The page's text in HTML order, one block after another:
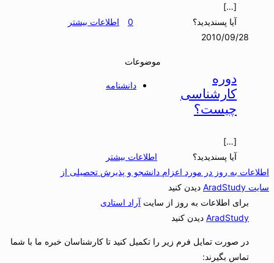
[…]
آیا پسندیدید؟
0
اطلاعات بیشتر
2010/09/28
موضوعات
دانشنامه
دوره
کارشناسی
چیست؟
[…]
آیا پسندیدید؟
اطلاعات بیشتر
اطلاعات به روز در مورد اعزام دانشجو و پذیرش تحصیلی از
سایت AradStudy
دیدن کنید
برای اطلاعات به روز از سایت آراد استادی
AradStudy دیدن کنید
در صورت تمایل فرم زیر را تکمیل کنید تا کارشناسان خبره ما با شما
تماس بگیرند: